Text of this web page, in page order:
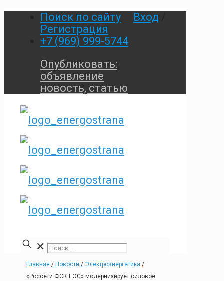
Поиск по сайту Вход
Регистрация
+7 (969) 999-5744
Опубликовать:
объявление
новость, статью
✕
Главная / Новости / Электроэнергетика /
«Россети ФСК ЕЭС» модернизирует силовое